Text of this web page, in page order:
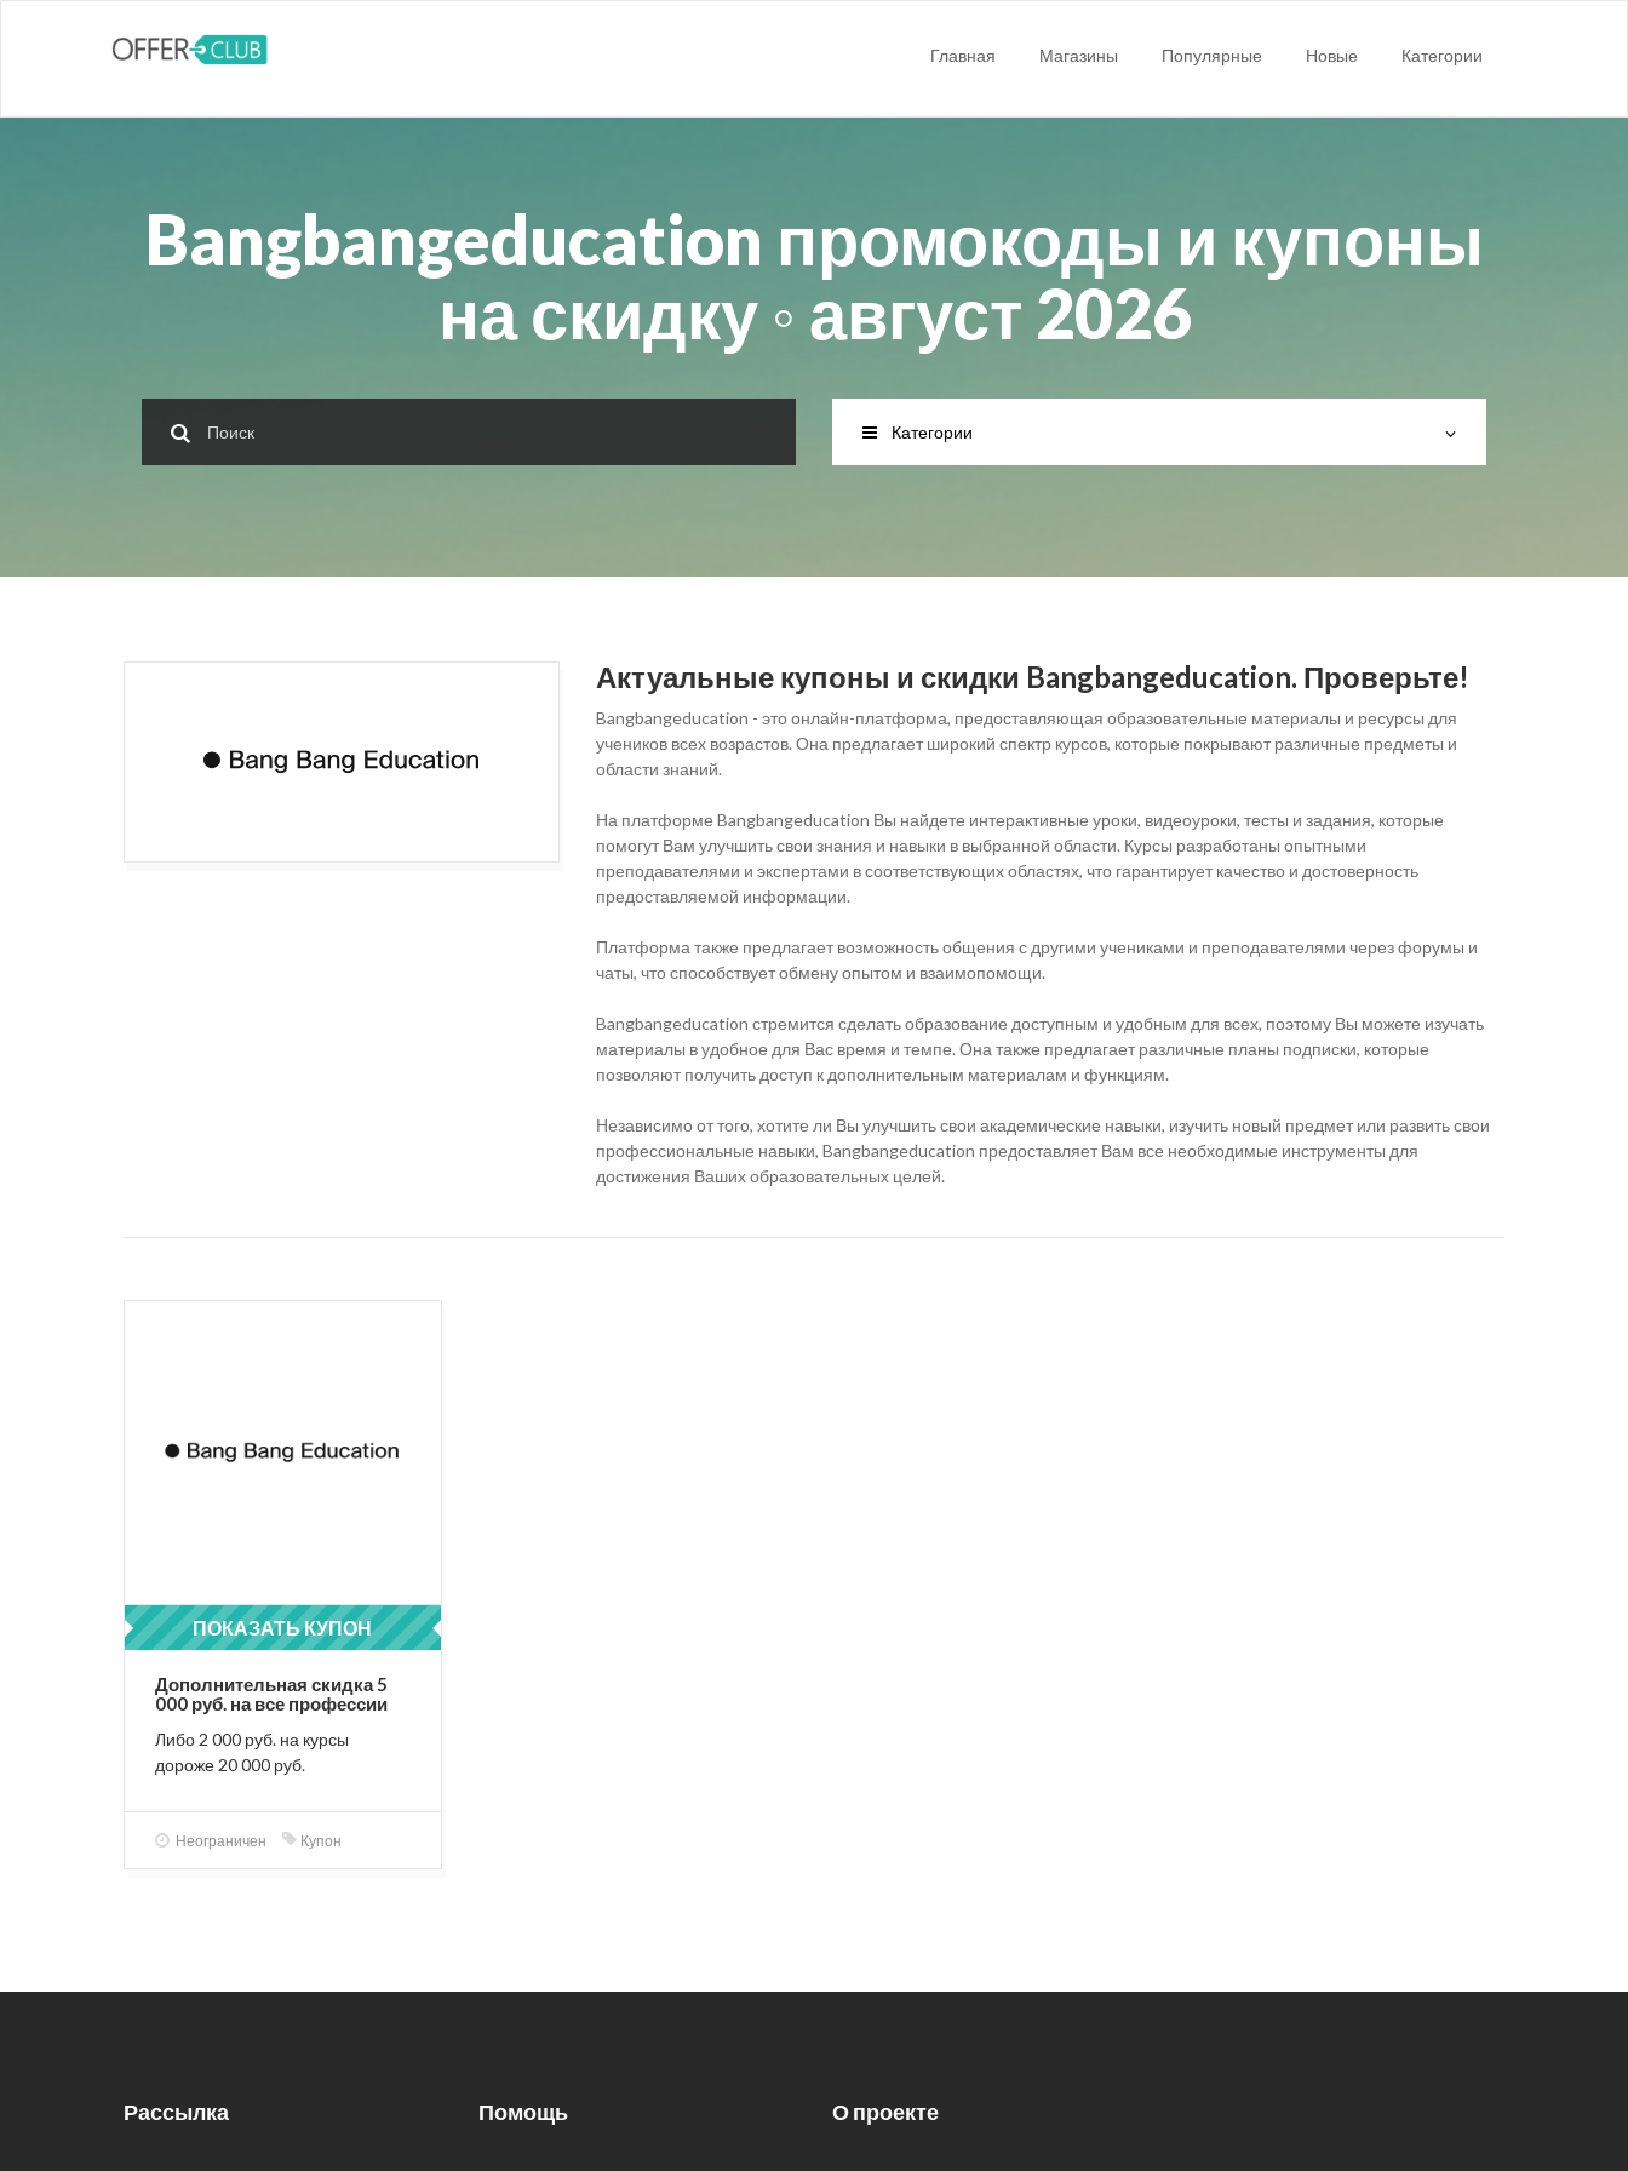
Главная Магазины Популярные Новые Категории
Bangbangeducation промокоды и купоны
на скидку ◦ август 2026
Категории
Актуальные купоны и скидки Bangbangeducation. Проверьте!
Bangbangeducation - это онлайн-платформа, предоставляющая образовательные материалы и ресурсы для
учеников всех возрастов. Она предлагает широкий спектр курсов, которые покрывают различные предметы и
области знаний.
На платформе Bangbangeducation Вы найдете интерактивные уроки, видеоуроки, тесты и задания, которые
помогут Вам улучшить свои знания и навыки в выбранной области. Курсы разработаны опытными
преподавателями и экспертами в соответствующих областях, что гарантирует качество и достоверность
предоставляемой информации.
Платформа также предлагает возможность общения с другими учениками и преподавателями через форумы и
чаты, что способствует обмену опытом и взаимопомощи.
Bangbangeducation стремится сделать образование доступным и удобным для всех, поэтому Вы можете изучать
материалы в удобное для Вас время и темпе. Она также предлагает различные планы подписки, которые
позволяют получить доступ к дополнительным материалам и функциям.
Независимо от того, хотите ли Вы улучшить свои академические навыки, изучить новый предмет или развить свои
профессиональные навыки, Bangbangeducation предоставляет Вам все необходимые инструменты для
достижения Ваших образовательных целей.
ПОКАЗАТЬ КУПОН
Дополнительная скидка 5
000 руб. на все профессии
Либо 2 000 руб. на курсы
дороже 20 000 руб.
Неограничен Купон
Рассылка Помощь О проекте